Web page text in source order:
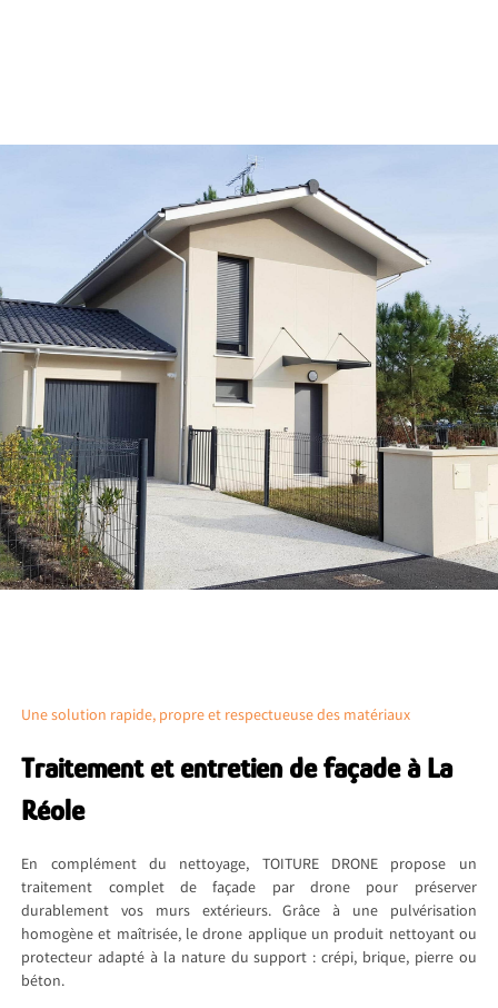
Une solution rapide, propre et respectueuse des matériaux
Traitement et entretien de façade à La
Réole
En complément du nettoyage, TOITURE DRONE propose un
traitement complet de façade par drone pour préserver
durablement vos murs extérieurs. Grâce à une pulvérisation
homogène et maîtrisée, le drone applique un produit nettoyant ou
protecteur adapté à la nature du support : crépi, brique, pierre ou
béton.